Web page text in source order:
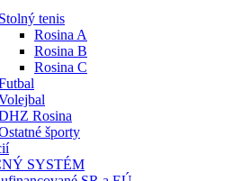
Stolný tenis
Rosina A
Rosina B
Rosina C
Rosina
športy
SYSTÉM